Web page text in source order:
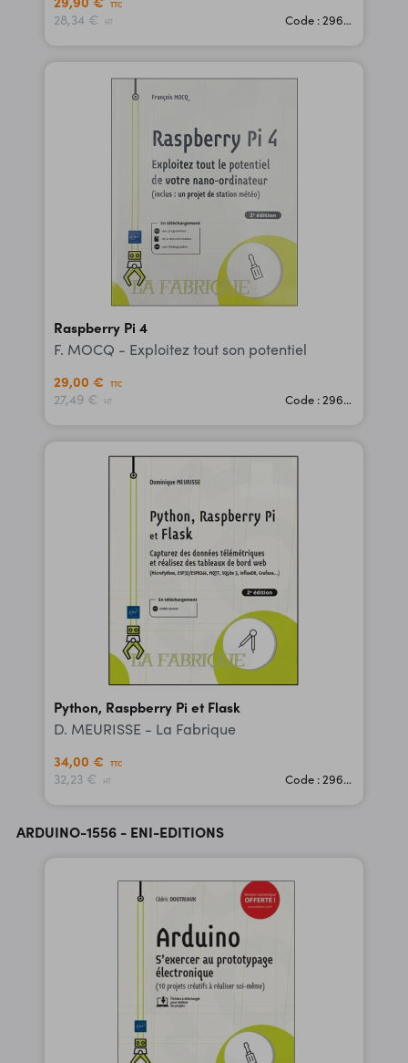
TTC
28,34 € HT Code : 29620
Raspberry Pi 4
F. MOCQ - Exploitez tout son potentiel
29,00 €
TTC
27,49 € HT Code : 29609
Python, Raspberry Pi et Flask
D. MEURISSE - La Fabrique
34,00 €
TTC
32,23 € HT Code : 29681
ARDUINO-1556 - ENI-EDITIONS